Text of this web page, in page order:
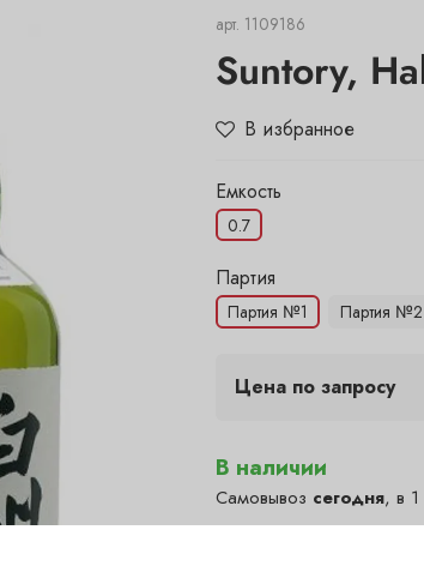
арт. 1109186
Suntory,
В избранное
Емкость
0.7
Цена по запросу
В наличии
Самовывоз сегодня, в 1